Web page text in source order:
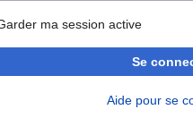
ma session active
Se
Aide pour se